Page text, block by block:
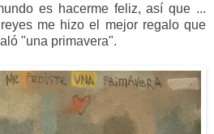
es hacerme feliz, así que ...
reyes me hizo el mejor regalo que
"una primavera".